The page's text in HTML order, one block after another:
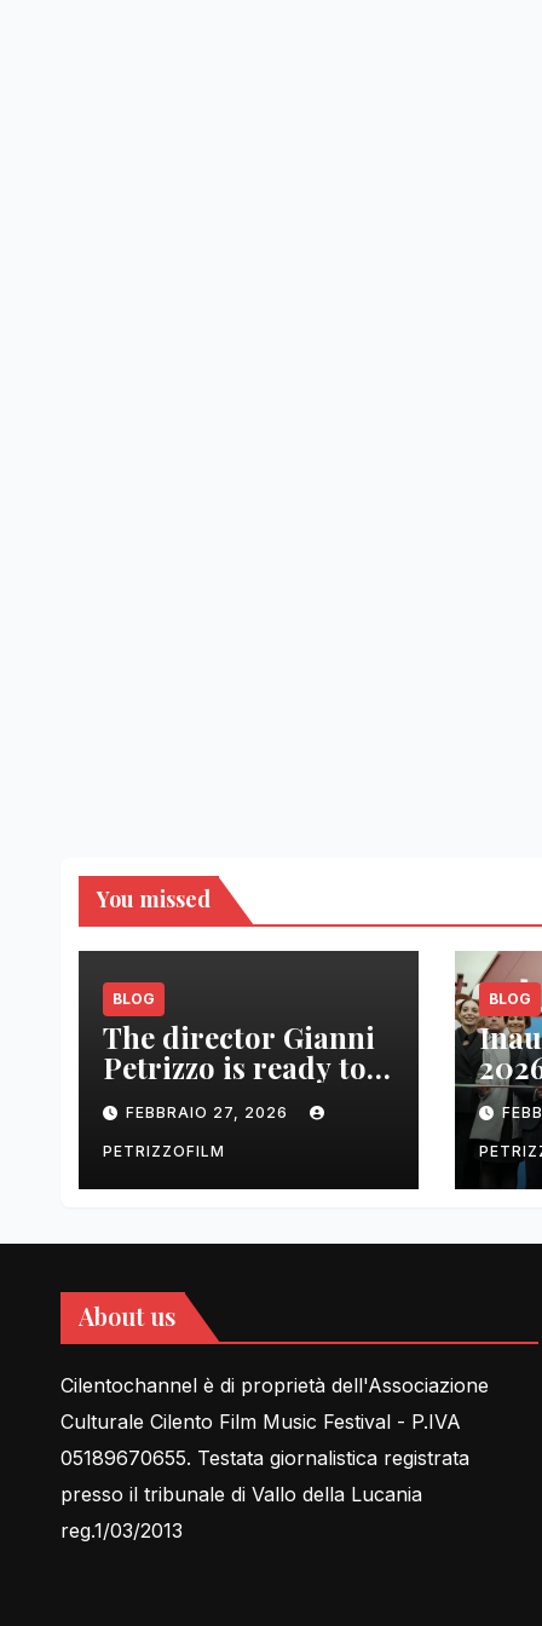
You missed
BLOG
The director Gianni
Petrizzo is ready to
tell Lessons in Love
FEBBRAIO 27, 2026
PETRIZZOFILM
BLOG
About us
Cilentochannel è di proprietà dell'Associazione
Culturale Cilento Film Music Festival - P.IVA
05189670655. Testata giornalistica registrata
presso il tribunale di Vallo della Lucania
reg.1/03/2013